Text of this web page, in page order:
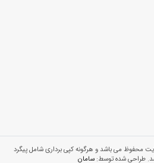
محفوظ می باشد و هرگونه کپی برداری شامل پیگرد
طراحی شده توسط:سامان